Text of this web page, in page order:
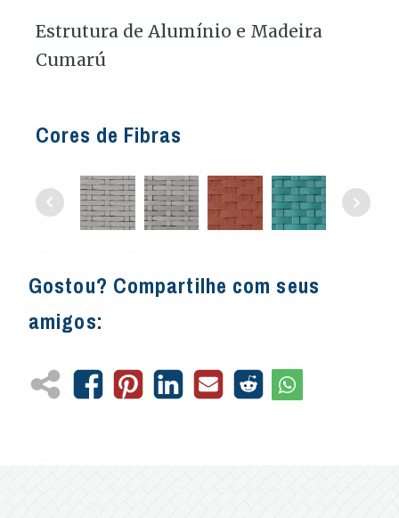
Estrutura de Alumínio e Madeira
Cumarú
Cores de Fibras
Gostou? Compartilhe com seus
amigos: